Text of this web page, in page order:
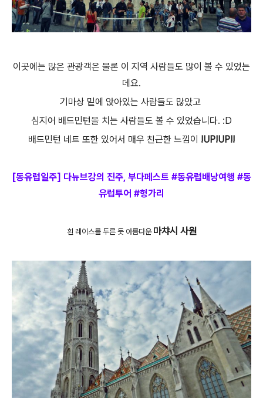
이곳에는 많은 관광객은 물론 이 지역 사람들도 많이 볼 수 있었는
데요.
기마상 밑에 앉아있는 사람들도 많았고
심지어 배드민턴을 치는 사람들도 볼 수 있었습니다. :D
배드민턴 네트 또한 있어서 매우 친근한 느낌이 !UP!UP!!
[동유럽일주] 다뉴브강의 진주, 부다페스트 #동유럽배낭여행 #동
유럽투어 #헝가리
흰 레이스를 두른 듯 아름다운 마챠시 사원